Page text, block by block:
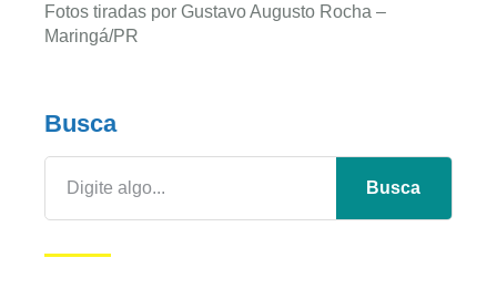
Fotos tiradas por Gustavo Augusto Rocha –
Maringá/PR
Busca
Busca